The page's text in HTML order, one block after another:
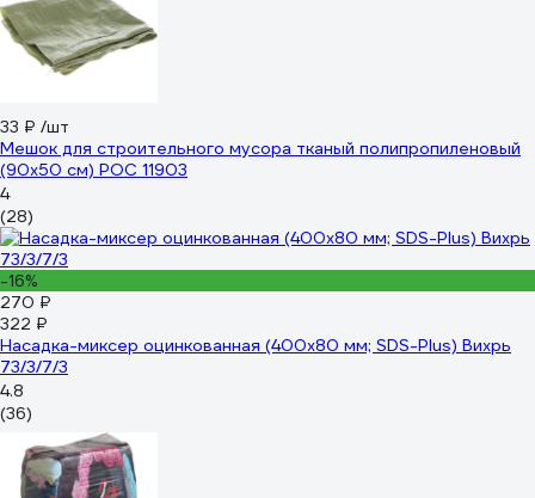
33 ₽ /шт
Мешок для строительного мусора тканый полипропиленовый
(90х50 см) РОС 11903
4
(28)
-16%
270 ₽
322 ₽
Насадка-миксер оцинкованная (400х80 мм; SDS-Plus) Вихрь
73/3/7/3
4.8
(36)